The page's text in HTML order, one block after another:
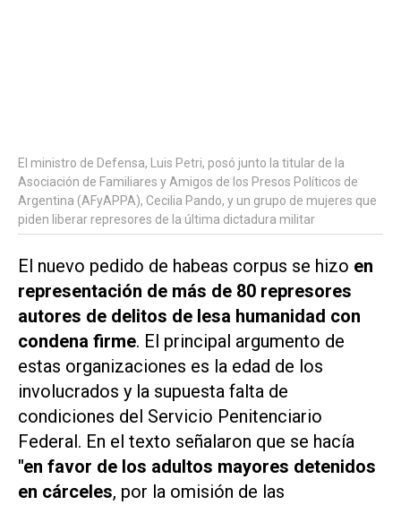
El ministro de Defensa, Luis Petri, posó junto la titular de la
Asociación de Familiares y Amigos de los Presos Políticos de
Argentina (AFyAPPA), Cecilia Pando, y un grupo de mujeres que
piden liberar represores de la última dictadura militar
El nuevo pedido de habeas corpus se hizo en
representación de más de 80 represores
autores de delitos de lesa humanidad con
condena firme. El principal argumento de
estas organizaciones es la edad de los
involucrados y la supuesta falta de
condiciones del Servicio Penitenciario
Federal. En el texto señalaron que se hacía
"en favor de los adultos mayores detenidos
en cárceles, por la omisión de las